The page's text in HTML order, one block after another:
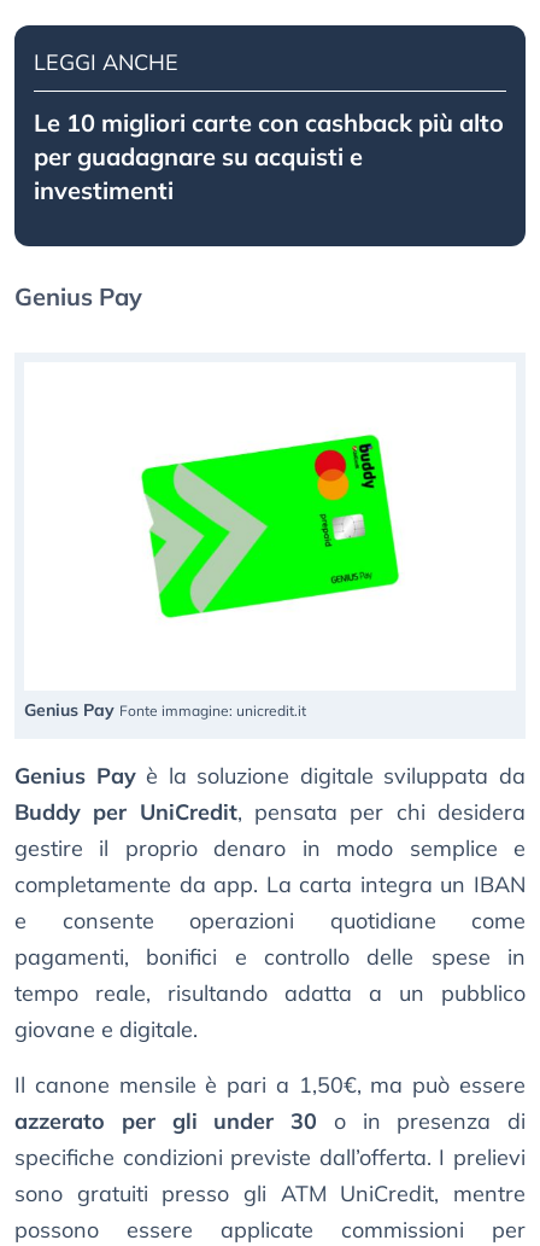
LEGGI ANCHE
Le 10 migliori carte con cashback più alto
per guadagnare su acquisti e
investimenti
Genius Pay
Genius Pay Fonte immagine: unicredit.it
Genius Payè la soluzione digitale sviluppata da
Buddy per UniCredit, pensata per chi desidera
gestire il proprio denaro in modo semplice e
completamente da app. La carta integra un IBAN
e consente operazioni quotidiane come
pagamenti, bonifici e controllo delle spese in
tempo reale, risultando adatta a un pubblico
giovane e digitale.
Il canone mensile è pari a 1,50€, ma può essere
azzerato per gli under 30 o in presenza di
specifiche condizioni previste dall’offerta. I prelievi
sono gratuiti presso gli ATM UniCredit, mentre
possono essere applicate commissioni per